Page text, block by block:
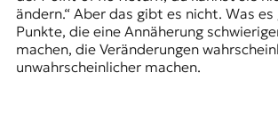
ändern.“ Aber das gibt es nicht. Was
Punkte, die eine Annäherung
machen, die Veränderungen
unwahrscheinlicher machen.